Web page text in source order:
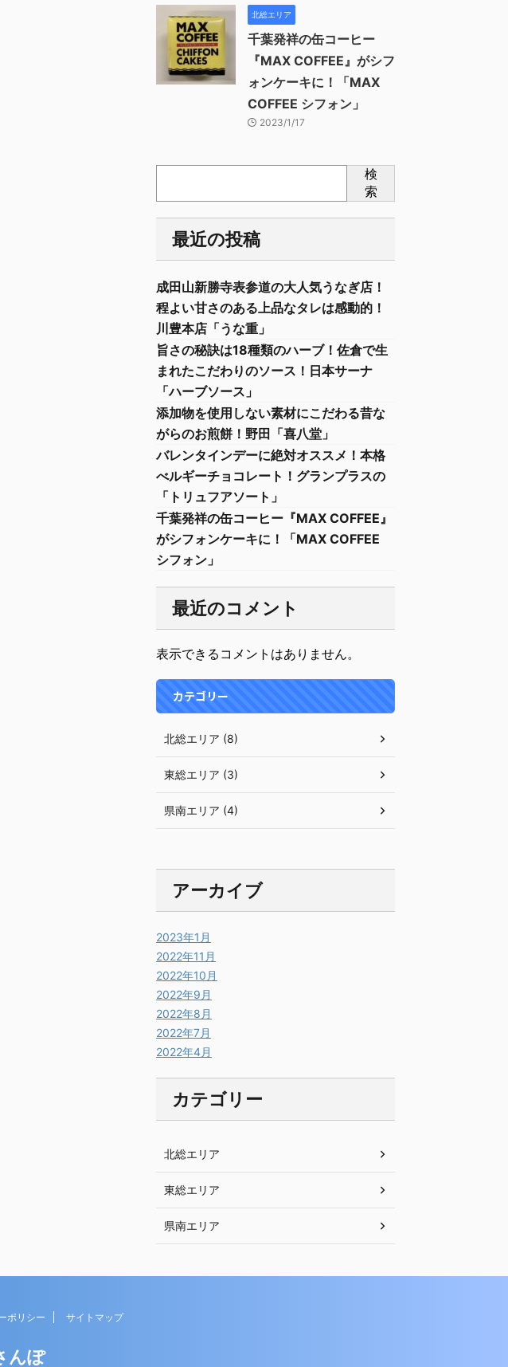
北総エリア
千葉発祥の缶コーヒー
『MAX COFFEE』がシフ
ォンケーキに！「MAX
COFFEE シフォン」
2023/1/17
検
索
最近の投稿
成田山新勝寺表参道の大人気うなぎ店！
程よい甘さのある上品なタレは感動的！
川豊本店「うな重」
旨さの秘訣は18種類のハーブ！佐倉で生
まれたこだわりのソース！日本サーナ
「ハーブソース」
添加物を使用しない素材にこだわる昔な
がらのお煎餅！野田「喜八堂」
バレンタインデーに絶対オススメ！本格
べルギーチョコレート！グランプラスの
「トリュフアソート」
千葉発祥の缶コーヒー『MAX COFFEE』
がシフォンケーキに！「MAX COFFEE
シフォン」
最近のコメント
表示できるコメントはありません。
カテゴリー
北総エリア (8)
東総エリア (3)
県南エリア (4)
アーカイブ
2023年1月
2022年11月
2022年10月
2022年9月
2022年8月
2022年7月
2022年4月
カテゴリー
北総エリア
東総エリア
県南エリア
ポリシー サイトマップ
んぽ